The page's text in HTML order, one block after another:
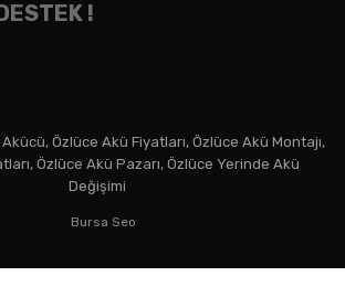
!
Özlüce Akü Fiyatları, Özlüce Akü Montajı,
Özlüce Akü Pazarı, Özlüce Yerinde Akü
Değişimi
Bursa Seo